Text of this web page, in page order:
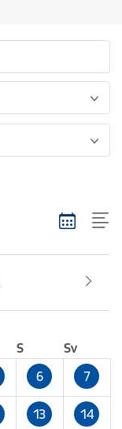
S
Sv
6 7
13 14